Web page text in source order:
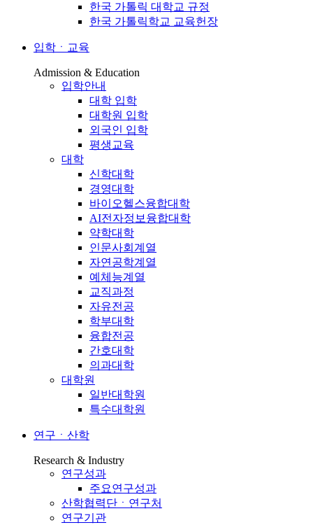
한국 가톨릭 대학교 규정
한국 가톨릭학교 교육헌장
입학ㆍ교육
Admission & Education
입학안내
대학 입학
대학원 입학
외국인 입학
평생교육
대학
신학대학
경영대학
바이오헬스융합대학
AI전자정보융합대학
약학대학
인문사회계열
자연공학계열
예체능계열
교직과정
자유전공
학부대학
융합전공
간호대학
의과대학
대학원
일반대학원
특수대학원
연구ㆍ산학
Research & Industry
연구성과
주요연구성과
산학협력단ㆍ연구처
연구기관